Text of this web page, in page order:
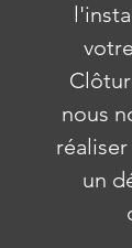
nous
un